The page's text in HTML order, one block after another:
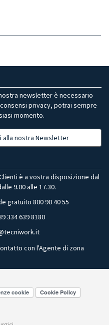
newsletter è necessario
privacy, potrai sempre
momento.
alla nostra Newsletter
è a vostra disposizione dal
9.00 alle 17.30.
gratuito 800 90 40 55
334 639 8180
con l'Agente di zona
cookie